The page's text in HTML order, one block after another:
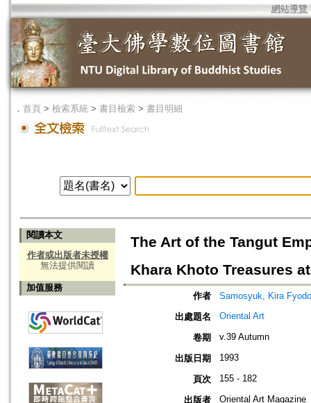
網站導覽
． 首頁 > 檢索系統 > 書目檢索 > 書目明細
閱讀本文
作者或出版者未授權
無法提供閱讀
加值服務
The Art of the Tangut
Khara Khoto Treasures
作者
Samosyuk, Kira
出處題名
Oriental Art
卷期 v.39 Autumn
出版日期 1993
頁次 155 - 182
出版者 Oriental Art Magazine